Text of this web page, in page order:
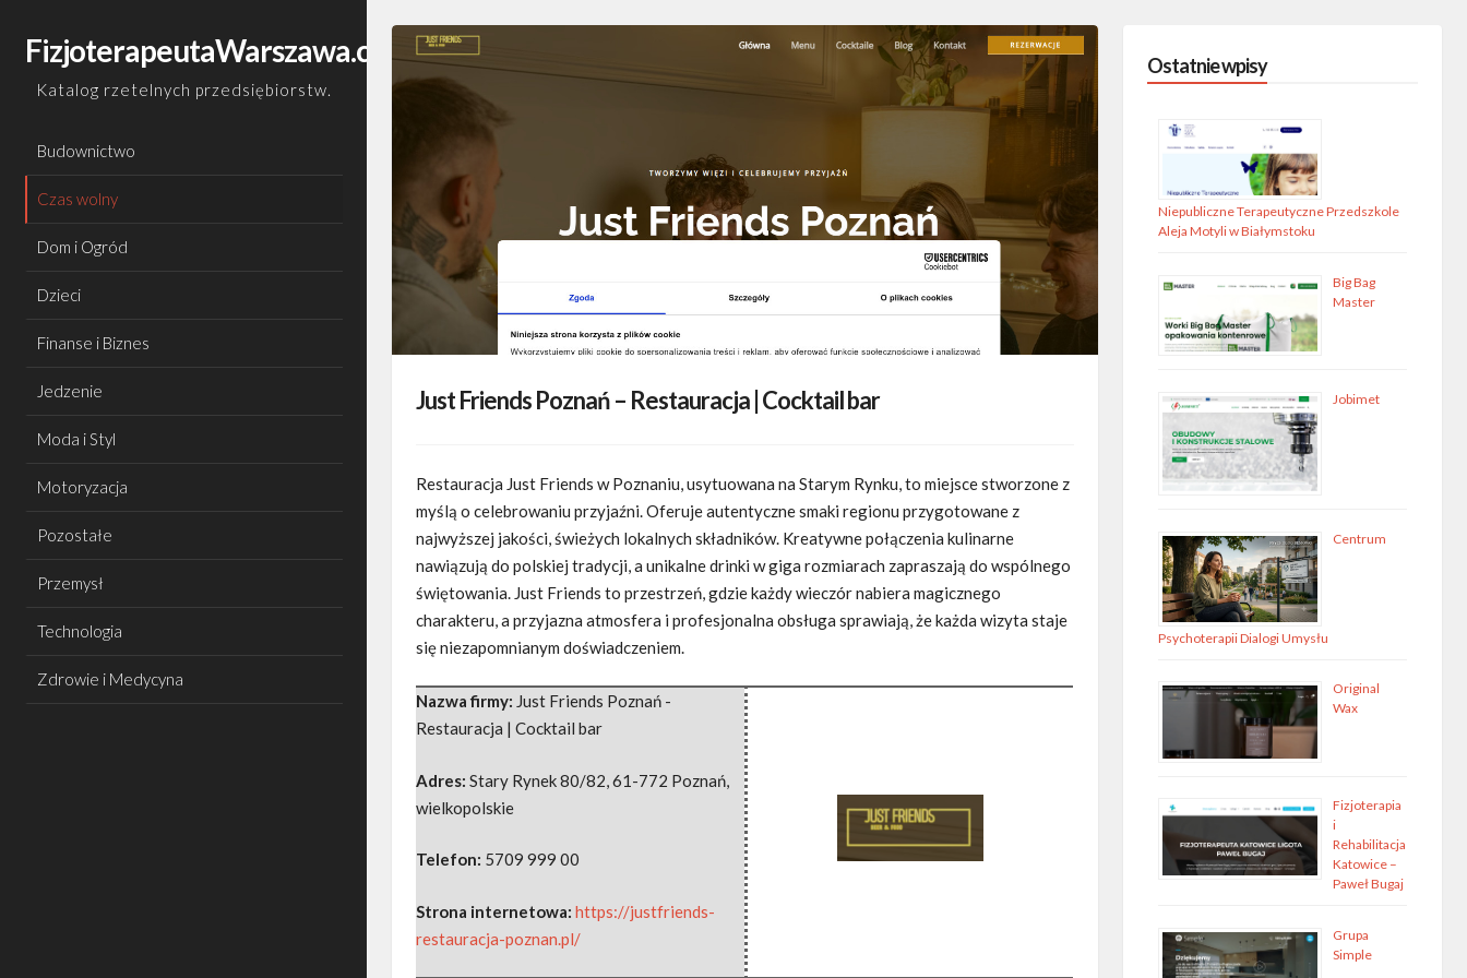
contentFizjoterapeutaWarszawa.com.pl
Katalog rzetelnych przedsiębiorstw.
Budownictwo
Czas wolny
Dom i Ogród
Dzieci
Finanse i Biznes
Jedzenie
Moda i Styl
Motoryzacja
Pozostałe
Przemysł
Technologia
Zdrowie i Medycyna
Just Friends Poznań – Restauracja | Cocktail bar
Restauracja Just Friends w Poznaniu, usytuowana na Starym Rynku, to miejsce stworzone z
myślą o celebrowaniu przyjaźni. Oferuje autentyczne smaki regionu przygotowane z
najwyższej jakości, świeżych lokalnych składników. Kreatywne połączenia kulinarne
nawiązują do polskiej tradycji, a unikalne drinki w giga rozmiarach zapraszają do wspólnego
świętowania. Just Friends to przestrzeń, gdzie każdy wieczór nabiera magicznego
charakteru, a przyjazna atmosfera i profesjonalna obsługa sprawiają, że każda wizyta staje
się niezapomnianym doświadczeniem.
Nazwa firmy: Just Friends Poznań -
Restauracja | Cocktail bar
Adres: Stary Rynek 80/82 61-772 Poznań
wielkopolskie
Telefon: 5709 999 00
Strona internetowa: https://justfriends-
restauracja-poznan.pl/
Ostatnie wpisy
Niepubliczne Terapeutyczne Przedszkole
Aleja Motyli w Białymstoku
Big Bag
Master
Jobimet
Centrum
Psychoterapii Dialogi Umysłu
Original
Wax
Fizjoterapia
i
Rehabilitacja
Katowice –
Paweł Bugaj
Grupa
Simple